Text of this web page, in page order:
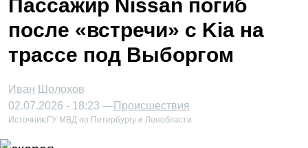
Пассажир Nissan погиб
после «встречи» с Kia на
трассе под Выборгом
Иван Шолохов
02.07.2026 - 18:23 —Происшествия
Источник: ГУ МВД по Петербургу и Ленобласти